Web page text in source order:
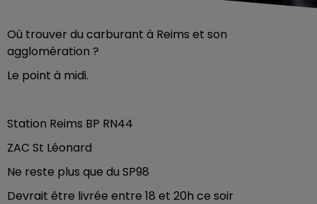
Où trouver du carburant à Reims et son
agglomération ?
Le point à midi.
Station Reims BP RN44
ZAC St Léonard
Ne reste plus que du SP98
Devrait être livrée entre 18 et 20h ce soir